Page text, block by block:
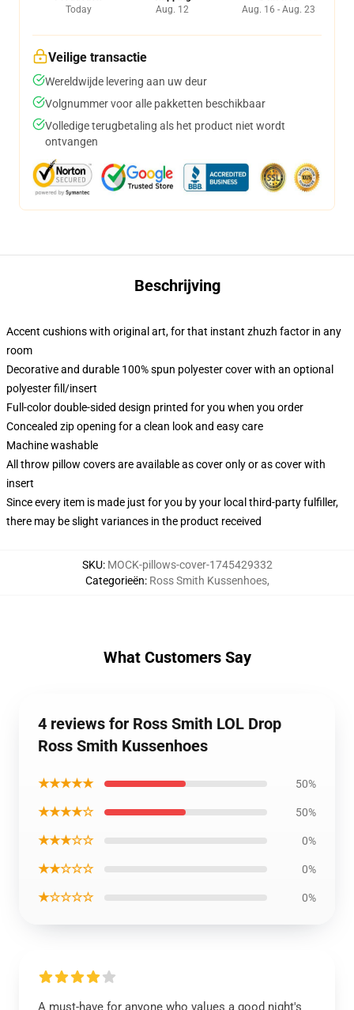
Today
Aug. 12
Aug. 16 - Aug. 23
Veilige transactie
Wereldwijde levering aan uw deur
Volgnummer voor alle pakketten beschikbaar
Volledige terugbetaling als het product niet wordt
ontvangen
Beschrijving
Accent cushions with original art, for that instant zhuzh factor in any
room
Decorative and durable 100% spun polyester cover with an optional
polyester fill/insert
Full-color double-sided design printed for you when you order
Concealed zip opening for a clean look and easy care
Machine washable
All throw pillow covers are available as cover only or as cover with
insert
Since every item is made just for you by your local third-party fulfiller,
there may be slight variances in the product received
SKU: MOCK-pillows-cover-1745429332
Categorieën: Ross Smith Kussenhoes,
What Customers Say
4 reviews for Ross Smith LOL Drop
Ross Smith Kussenhoes
★★★★★ 50%
★★★★☆ 50%
★★★☆☆ 0%
★★☆☆☆ 0%
★☆☆☆☆ 0%
A must-have for anyone who values a good night's